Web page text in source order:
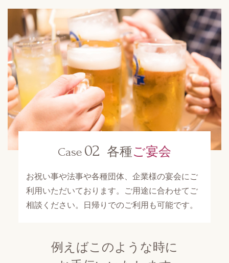
Case 02 各種ご宴会
お祝い事や法事や各種団体、企業様の宴会にご
利用いただいております。ご用途に合わせてご
相談ください。日帰りでのご利用も可能です。
例えばこのような時に